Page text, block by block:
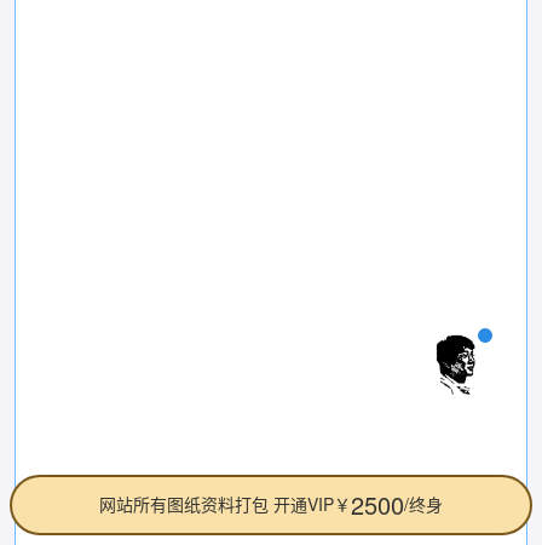
网站所有图纸资料打包 开通VIP￥2500/终身